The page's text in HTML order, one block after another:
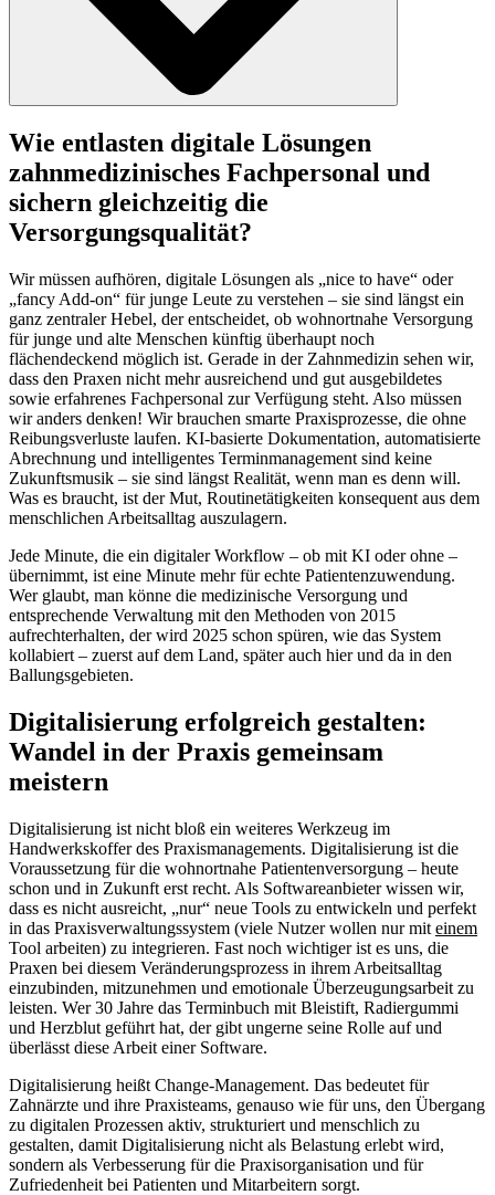
Wie entlasten digitale Lösungen
zahnmedizinisches Fachpersonal und
sichern gleichzeitig die
Versorgungsqualität?
Wir müssen aufhören, digitale Lösungen als „nice to have“ oder
„fancy Add-on“ für junge Leute zu verstehen – sie sind längst ein
ganz zentraler Hebel, der entscheidet, ob wohnortnahe Versorgung
für junge und alte Menschen künftig überhaupt noch
flächendeckend möglich ist. Gerade in der Zahnmedizin sehen wir,
dass den Praxen nicht mehr ausreichend und gut ausgebildetes
sowie erfahrenes Fachpersonal zur Verfügung steht. Also müssen
wir anders denken! Wir brauchen smarte Praxisprozesse, die ohne
Reibungsverluste laufen. KI-basierte Dokumentation, automatisierte
Abrechnung und intelligentes Terminmanagement sind keine
Zukunftsmusik – sie sind längst Realität, wenn man es denn will.
Was es braucht, ist der Mut, Routinetätigkeiten konsequent aus dem
menschlichen Arbeitsalltag auszulagern.
Jede Minute, die ein digitaler Workflow – ob mit KI oder ohne –
übernimmt, ist eine Minute mehr für echte Patientenzuwendung.
Wer glaubt, man könne die medizinische Versorgung und
entsprechende Verwaltung mit den Methoden von 2015
aufrechterhalten, der wird 2025 schon spüren, wie das System
kollabiert – zuerst auf dem Land, später auch hier und da in den
Ballungsgebieten.
Digitalisierung erfolgreich gestalten:
Wandel in der Praxis gemeinsam
meistern
Digitalisierung ist nicht bloß ein weiteres Werkzeug im
Handwerkskoffer des Praxismanagements. Digitalisierung ist die
Voraussetzung für die wohnortnahe Patientenversorgung – heute
schon und in Zukunft erst recht. Als Softwareanbieter wissen wir,
dass es nicht ausreicht, „nur“ neue Tools zu entwickeln und perfekt
in das Praxisverwaltungssystem (viele Nutzer wollen nur mit einem
Tool arbeiten) zu integrieren. Fast noch wichtiger ist es uns, die
Praxen bei diesem Veränderungsprozess in ihrem Arbeitsalltag
einzubinden, mitzunehmen und emotionale Überzeugungsarbeit zu
leisten. Wer 30 Jahre das Terminbuch mit Bleistift, Radiergummi
und Herzblut geführt hat, der gibt ungerne seine Rolle auf und
überlässt diese Arbeit einer Software.
Digitalisierung heißt Change-Management. Das bedeutet für
Zahnärzte und ihre Praxisteams, genauso wie für uns, den Übergang
zu digitalen Prozessen aktiv, strukturiert und menschlich zu
gestalten, damit Digitalisierung nicht als Belastung erlebt wird,
sondern als Verbesserung für die Praxisorganisation und für
Zufriedenheit bei Patienten und Mitarbeitern sorgt.